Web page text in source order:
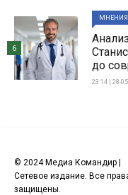
МНЕНИЯ
до
23:14 | 28-
6
© 2024 Медиа Командир |
Сетевое издание. Все
защищены.